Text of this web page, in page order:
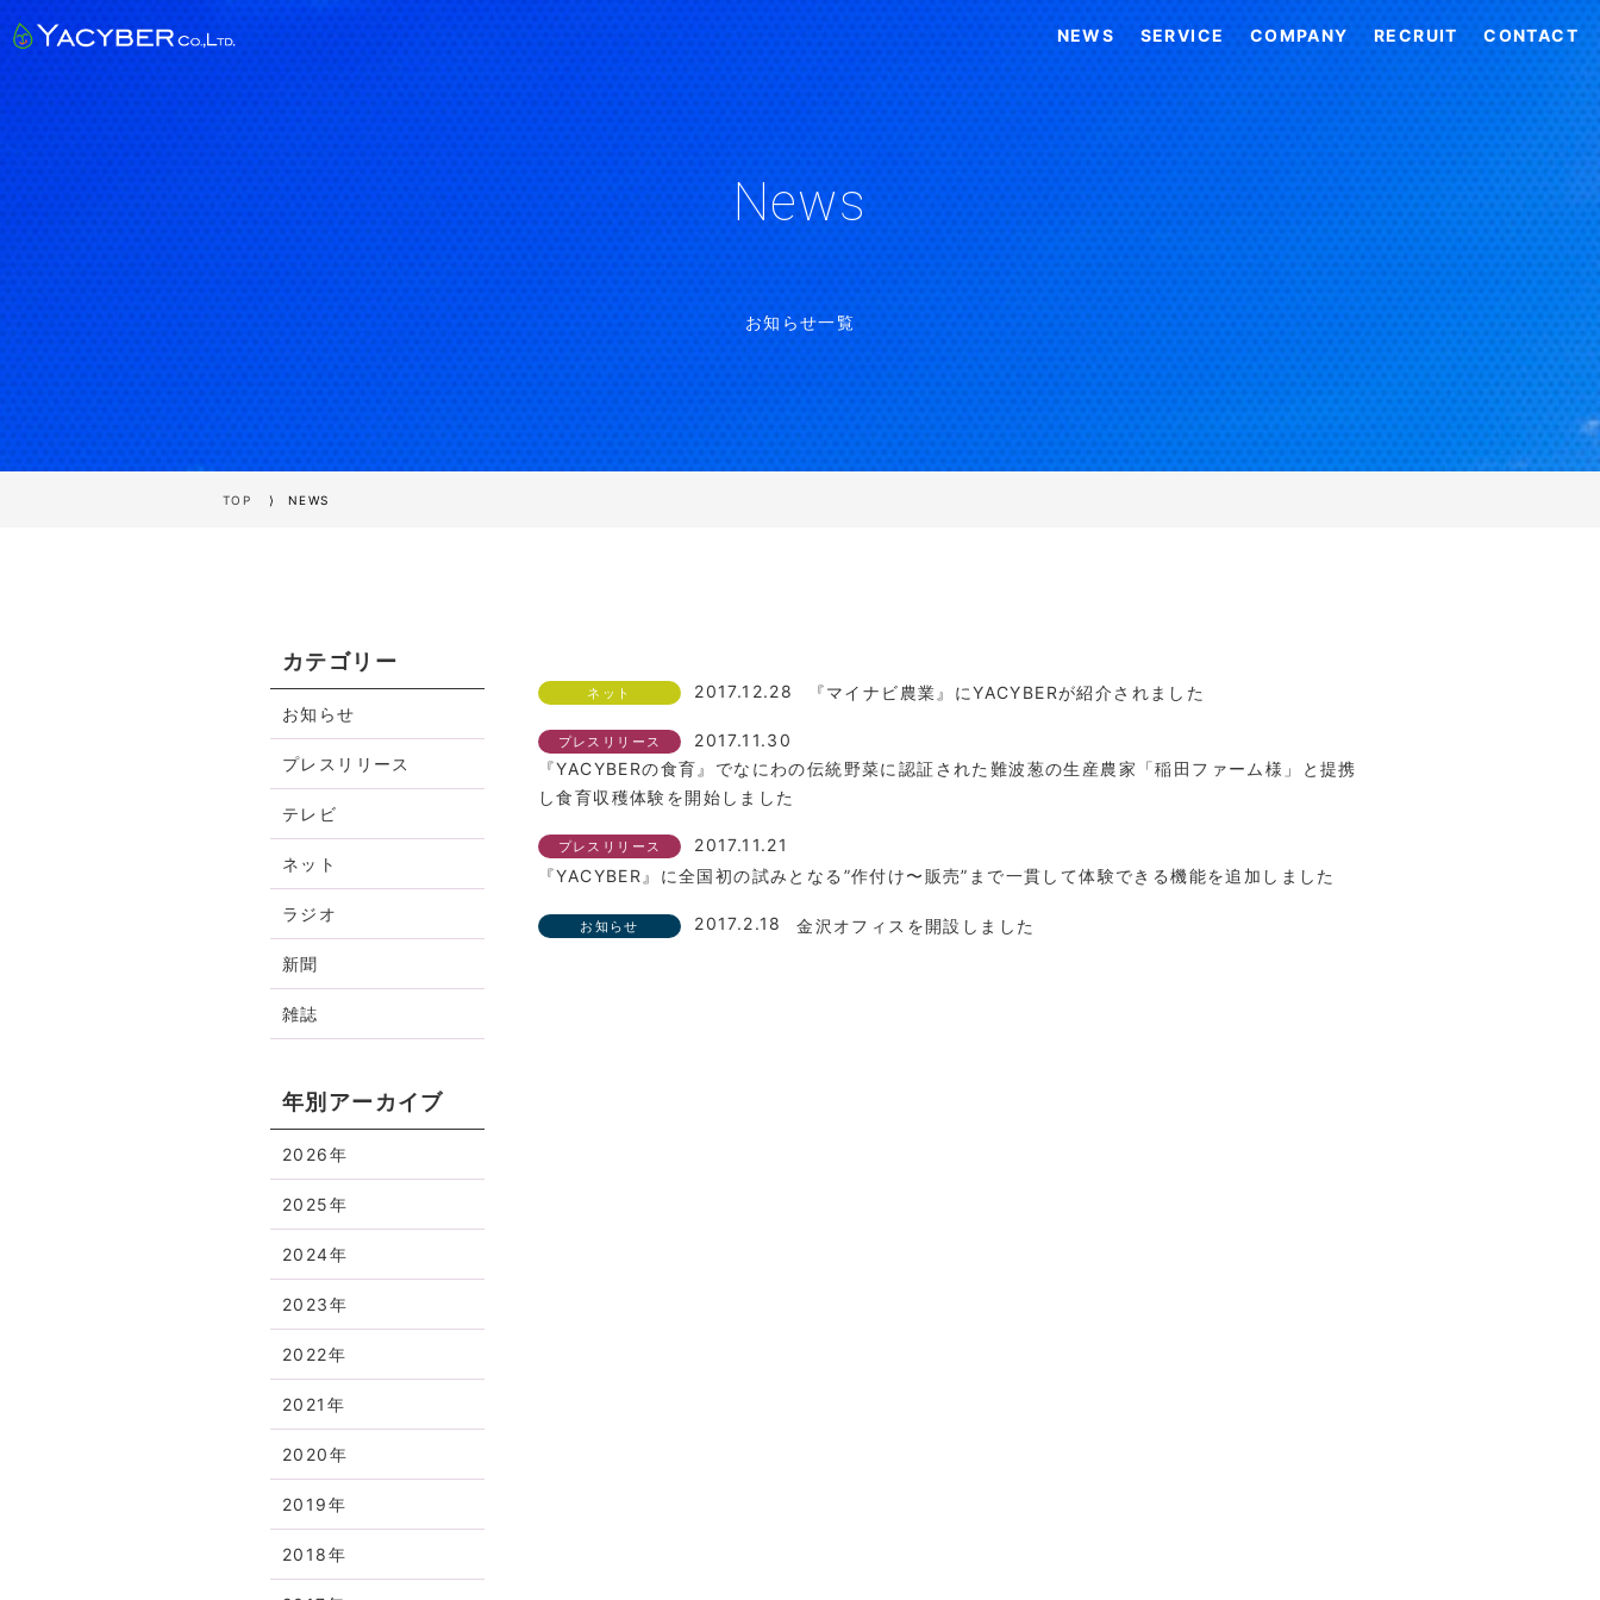
NEWS SERVICE COMPANY RECRUIT CONTACT
News
お知らせ一覧
TOP ⟩ NEWS
カテゴリー
お知らせ
プレスリリース
テレビ
ネット
ラジオ
新聞
雑誌
年別アーカイブ
2026年
2025年
2024年
2023年
2022年
2021年
2020年
2019年
2018年
ネット 2017.12.28 『マイナビ農業』にYACYBERが紹介されました
プレスリリース
2017.11.30
『YACYBERの食育』でなにわの伝統野菜に認証された難波葱の生産農家「稲田ファーム様」と提携
し食育収穫体験を開始しました
プレスリリース
2017.11.21
『YACYBER』に全国初の試みとなる”作付け〜販売”まで一貫して体験できる機能を追加しました
お知らせ 2017.2.18 金沢オフィスを開設しました